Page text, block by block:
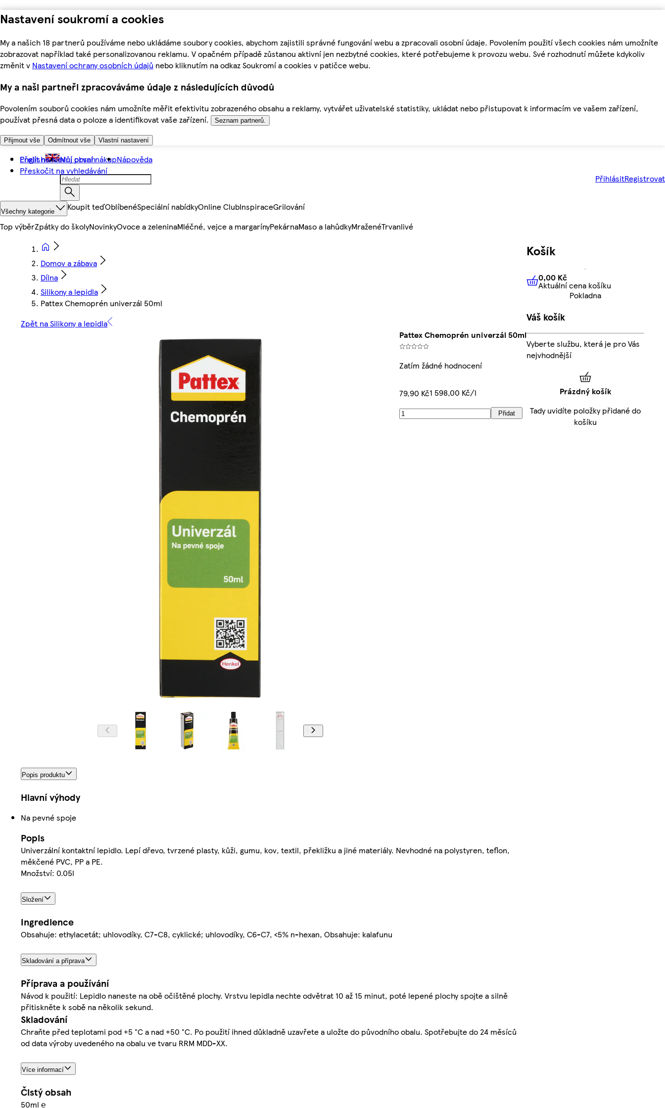
Nastavení soukromí a cookies
My a našich 18 partnerů používáme nebo ukládáme soubory cookies, abychom zajistili správné fungování webu a zpracovali osobní údaje. Povolením použití všech cookies nám umožníte
zobrazovat například také personalizovanou reklamu. V opačném případě zůstanou aktivní jen nezbytné cookies, které potřebujeme k provozu webu. Své rozhodnutí můžete kdykoliv
změnit v Nastavení ochrany osobních údajů nebo kliknutím na odkaz Soukromí a cookies v patičce webu.
My a naši partneři zpracováváme údaje z následujících důvodů
Povolením souborů cookies nám umožníte měřit efektivitu zobrazeného obsahu a reklamy, vytvářet uživatelské statistiky, ukládat nebo přistupovat k informacím ve vašem zařízení,
používat přesná data o poloze a identifikovat vaše zařízení.
Seznam partnerů.
Přijmout vše Odmítnout vše Vlastní nastavení
Přejít na hlavní obsah
Přeskočit na vyhledávání
English Můj první nákupNápověda
PřihlásitRegistrovat
Všechny kategorie Koupit teďOblíbenéSpeciální nabídkyOnline ClubInspiraceGrilování
Top výběrZpátky do školyNovinkyOvoce a zeleninaMléčné, vejce a margarínyPekárnaMaso a lahůdkyMraženéTrvanlivé
Domov a zábava
Dílna
Silikony a lepidla
Pattex Chemoprén univerzál 50ml
Zpět na Silikony a lepidla
Pattex Chemoprén univerzál 50ml
Zatím žádné hodnocení
79,90 Kč1 598,00 Kč/l
Přidat
Popis produktu
Hlavní výhody
Na pevné spoje
Popis
Univerzální kontaktní lepidlo. Lepí dřevo, tvrzené plasty, kůži, gumu, kov, textil, překližku a jiné materiály. Nevhodné na polystyren, teflon,
měkčené PVC, PP a PE.
Množství: 0.05l
Složení
Ingredience
Obsahuje: ethylacetát; uhlovodíky, C7-C8, cyklické; uhlovodíky, C6-C7, <5% n-hexan, Obsahuje: kalafunu
Skladování a příprava
Příprava a používání
Návod k použití: Lepidlo naneste na obě očištěné plochy. Vrstvu lepidla nechte odvětrat 10 až 15 minut, poté lepené plochy spojte a silně
přitiskněte k sobě na několik sekund.
Skladování
Chraňte před teplotami pod +5 °C a nad +50 °C. Po použití ihned důkladně uzavřete a uložte do původního obalu. Spotřebujte do 24 měsíců
od data výroby uvedeného na obalu ve tvaru RRM MDD-XX.
Více informací
Čistý obsah
50ml ℮
Košík
0,00 KčAktuální cena košíku
0,00 Kč
Aktuální cena košíku
Pokladna
Váš košík
Vyberte službu, která je pro Vás
nejvhodnější
Prázdný košík
Tady uvidíte položky přidané do
košíku